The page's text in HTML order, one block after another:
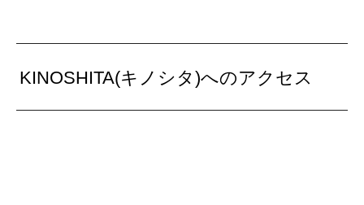
KINOSHITA(キノシタ)へのアクセス